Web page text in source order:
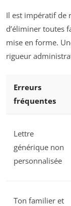
Il est impératif de
d’éliminer toutes
mise en forme.
rigueur
Erreurs
fréquentes
Lettre
générique non
personnalisée
Ton familier et